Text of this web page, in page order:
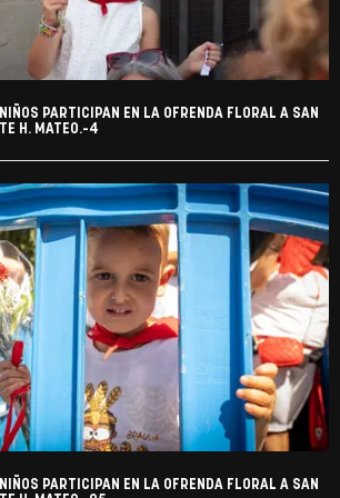
PARTICIPAN EN LA OFRENDA FLORAL A SAN
H. MATEO.-4
PARTICIPAN EN LA OFRENDA FLORAL A SAN